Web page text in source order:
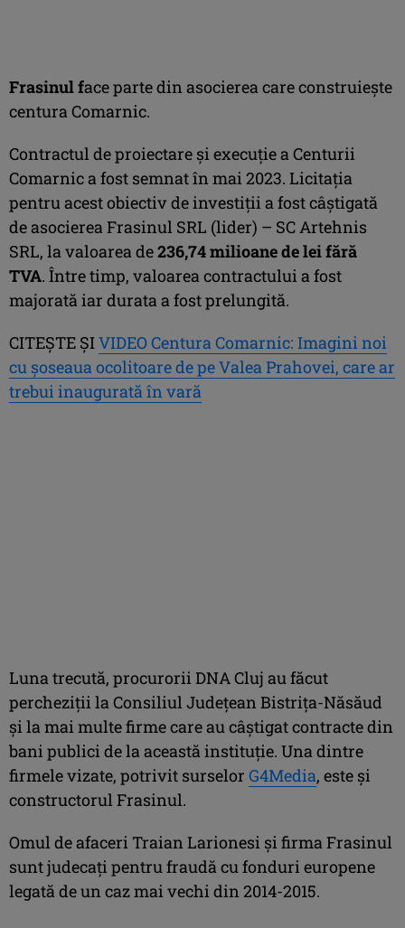
Frasinul face parte din asocierea care construiește
centura Comarnic.
Contractul de proiectare şi execuţie a Centurii
Comarnic a fost semnat în mai 2023. Licitaţia
pentru acest obiectiv de investiţii a fost câştigată
de asocierea Frasinul SRL (lider) – SC Artehnis
SRL, la valoarea de236,74 milioane de lei fără
TVA. Între timp, valoarea contractului a fost
majorată iar durata a fost prelungită.
CITEȘTE ȘIVIDEO Centura Comarnic: Imagini noi
cu șoseaua ocolitoare de pe Valea Prahovei, care ar
trebui inaugurată în vară
Luna trecută, procurorii DNA Cluj au făcut
percheziții la Consiliul Județean Bistrița-Năsăud
și la mai multe firme care au câștigat contracte din
bani publici de la această instituție. Una dintre
firmele vizate, potrivit surselor G4Media, este și
constructorul Frasinul.
Omul de afaceri Traian Larionesi și firma Frasinul
sunt judecați pentru fraudă cu fonduri europene
legată de un caz mai vechi din 2014-2015.